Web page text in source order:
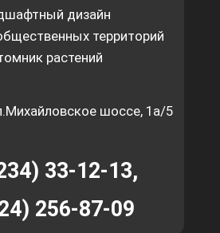
дизайн
территорий
растений
шоссе, 1а/5
33-12-13,
256-87-09